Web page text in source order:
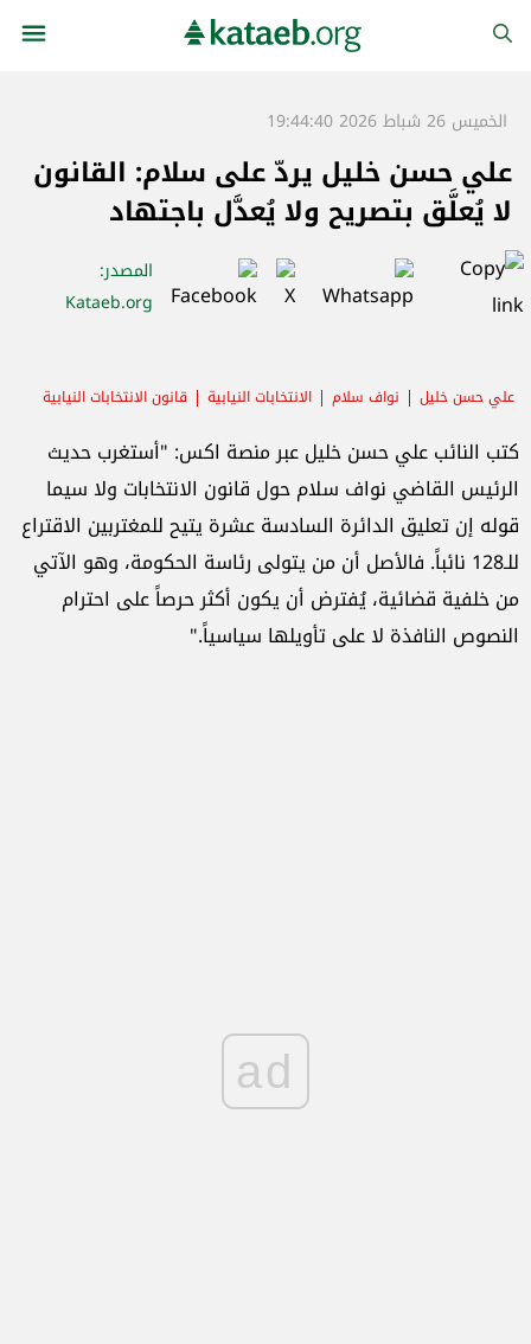
الخميس 26 شباط 2026 19:44:40
علي حسن خليل يردّ على سلام: القانون
لا يُعلَّق بتصريح ولا يُعدَّل باجتهاد
المصدر:
Kataeb.org
علي حسن خليل نواف سلام الانتخابات النيابية
قانون الانتخابات النيابية
كتب النائب علي حسن خليل عبر منصة اكس: "أستغرب حديث
الرئيس القاضي نواف سلام حول قانون الانتخابات ولا سيما
قوله إن تعليق الدائرة السادسة عشرة يتيح للمغتربين الاقتراع
للـ128 نائباً. فالأصل أن من يتولى رئاسة الحكومة، وهو الآتي
من خلفية قضائية، يُفترض أن يكون أكثر حرصاً على احترام
النصوص النافذة لا على تأويلها سياسياً."
ad